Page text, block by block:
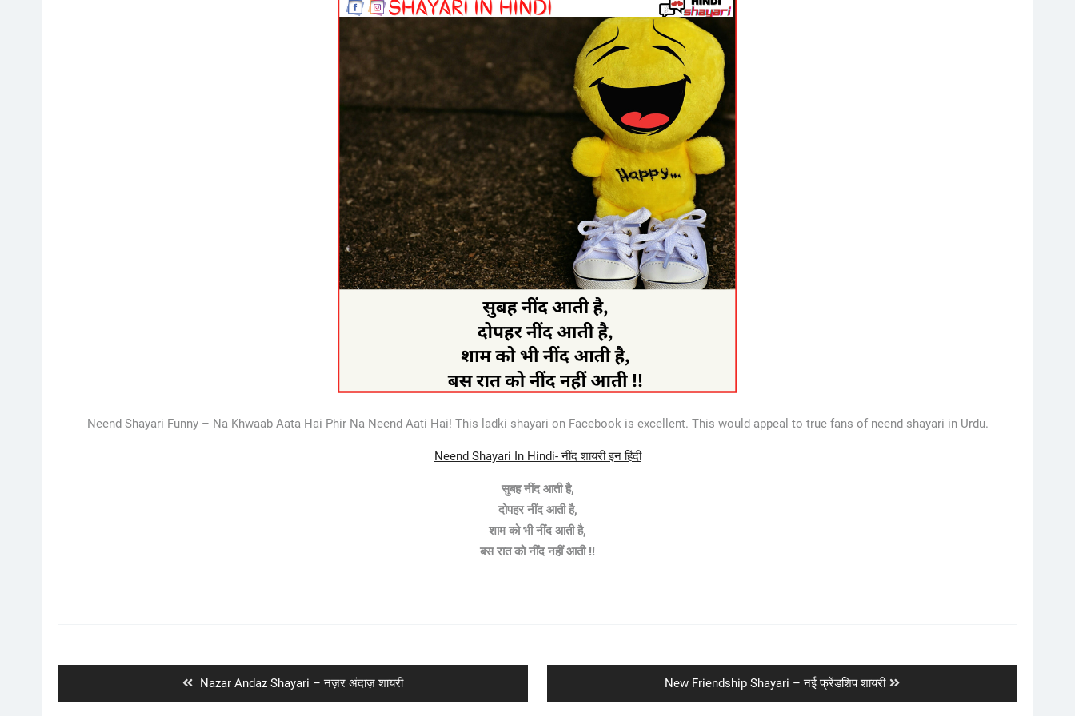
Neend Shayari Funny – Na Khwaab Aata Hai Phir Na Neend Aati Hai! This ladki shayari on Facebook is excellent. This would appeal to true fans of neend shayari in Urdu.
Neend Shayari In Hindi- नींद शायरी इन हिंदी
सुबह नींद आती है,
दोपहर नींद आती है,
शाम को भी नींद आती है,
बस रात को नींद नहीं आती !!
Previous
post:
Nazar Andaz Shayari – नज़र अंदाज़ शायरी
Next
post:
New Friendship Shayari – नई फ्रेंडशिप शायरी